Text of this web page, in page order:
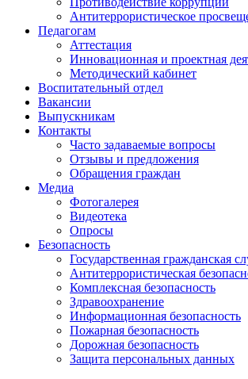
Антитеррористическое
Педагогам
Аттестация
Инновационная и проектная
Методический кабинет
Воспитательный отдел
Вакансии
Выпускникам
Контакты
Часто задаваемые вопросы
Отзывы и предложения
Обращения граждан
Медиа
Фотогалерея
Видеотека
Опросы
Безопасность
Государственная гражданская
Антитеррористическая
Комплексная безопасность
Здравоохранение
Информационная безопасность
Пожарная безопасность
Дорожная безопасность
Защита персональных данных